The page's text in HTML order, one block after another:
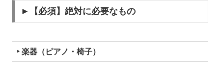
►【必須】絶対に必要なもの
‣ 楽器（ピアノ・椅子）